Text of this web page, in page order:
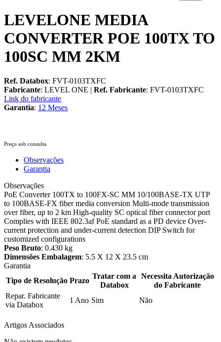
LEVELONE MEDIA
CONVERTER POE 100TX TO
100SC MM 2KM
Ref. Databox: FVT-0103TXFC
Fabricante: LEVEL ONE | Ref. Fabricante: FVT-0103TXFC
Link do fabricante
Garantia: 12 Meses
Preço sob consulta
Observações
Garantia
Observações
PoE Converter 100TX to 100FX-SC MM 10/100BASE-TX UTP
to 100BASE-FX fiber media conversion Multi-mode transmission
over fiber, up to 2 km High-quality SC optical fiber connector port
Complies with IEEE 802.3af PoE standard as a PD device Over-
current protection and under-current detection DIP Switch for
customized configurations
Peso Bruto: 0.430 kg
Dimensões Embalagem: 5.5 X 12 X 23.5 cm
Garantia
Tipo de Resolução Prazo
Tratar com a
Databox
Necessita Autorização
do Fabricante
Repar. Fabricante
via Databox
1 Ano Sim Não
Artigos Associados